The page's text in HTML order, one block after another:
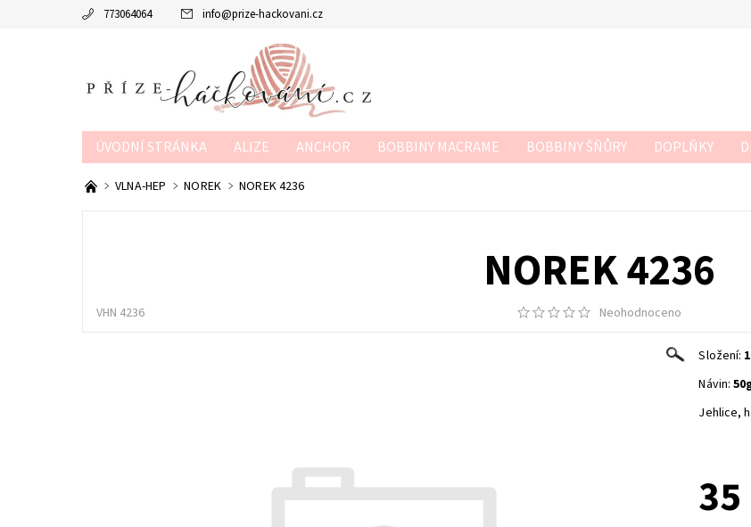
773064064 info@prize-hackovani.cz
ÚVODNÍ STRÁNKA ALIZE ANCHOR BOBBINY MACRAME BOBBINY ŠŇŮRY DOPLŇKY
MTP
NAKO POUKAZY SCHACHENMAYR
VLNA-HEP NOREK NOREK 4236
NOREK 4236
VHN 4236 Neohodnoceno
Složení:
Návin:
Jehlice,
35